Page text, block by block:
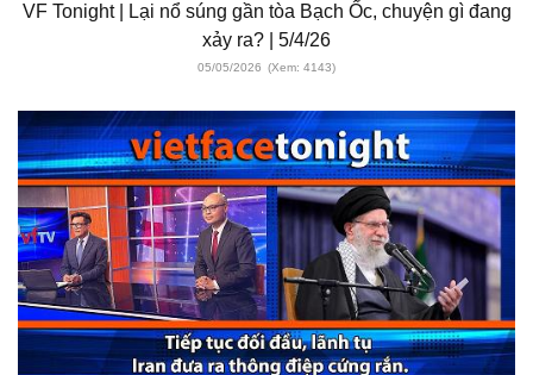
VF Tonight | Lại nổ súng gần tòa Bạch Ốc, chuyện gì đang
xảy ra? | 5/4/26
05/05/2026 (Xem: 4143)